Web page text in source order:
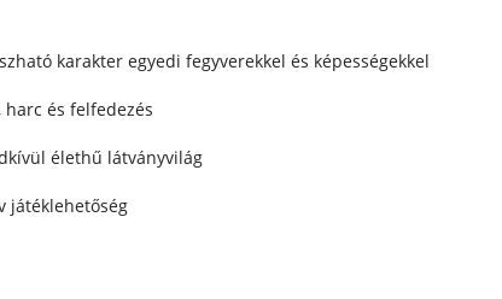
karakter egyedi fegyverekkel és képességekkel
és felfedezés
élethű látványvilág
játéklehetőség